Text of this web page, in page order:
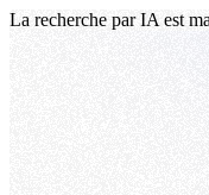
La recherche par IA est